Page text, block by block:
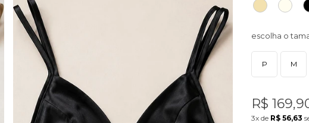
P M
R$
3x de R$ 56,63